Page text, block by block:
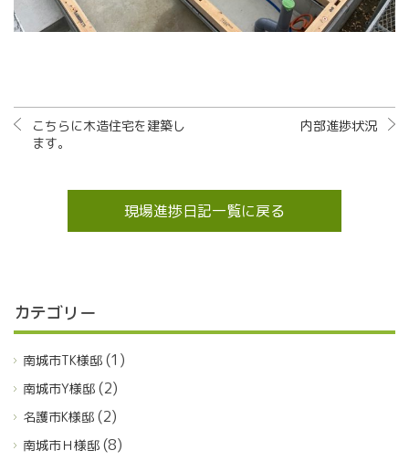
こちらに木造住宅を建築し
ます。
内部進捗状況
現場進捗日記一覧に戻る
カテゴリー
南城市TK様邸 (1)
南城市Y様邸 (2)
名護市K様邸 (2)
南城市Ｈ様邸 (8)